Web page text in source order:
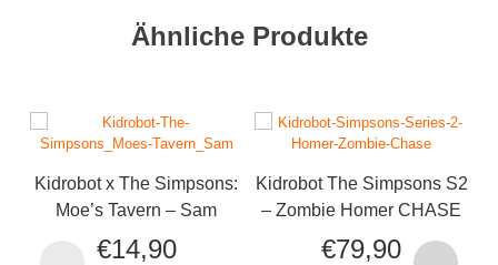
Ähnliche Produkte
Kidrobot x The Simpsons:
Moe’s Tavern – Sam
€14,90
Kidrobot The Simpsons S2
– Zombie Homer CHASE
€79,90